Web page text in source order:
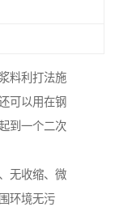
料利打法施
可以用在钢
到一个二次
无收缩、微
环境无污